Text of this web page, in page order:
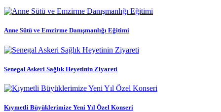
Anne Sütü ve Emzirme Danışmanlığı Eğitimi
Senegal Askeri Sağlık Heyetinin Ziyareti
Kıymetli Büyüklerimize Yeni Yıl Özel Konseri